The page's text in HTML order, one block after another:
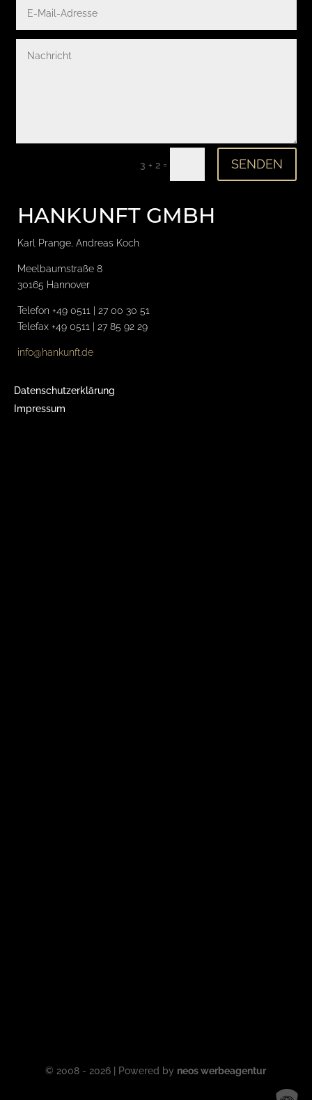
3 + 2= SENDEN
HANKUNFT GMBH
Karl Prange, Andreas Koch
Meelbaumstraße 8
30165 Hannover
Telefon +49 0511 | 27 00 30 51
Telefax +49 0511 | 27 85 92 29
info@hankunft.de
Datenschutzerklärung
Impressum
© 2008 - 2026 | Powered by neos werbeagentur